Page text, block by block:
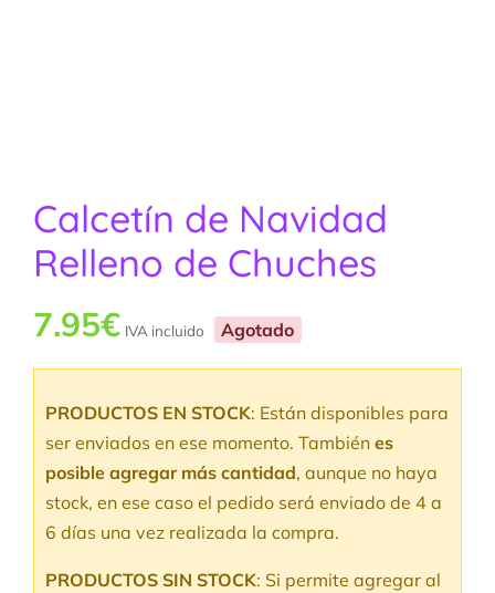
Calcetín de Navidad
Relleno de Chuches
7.95€ IVA incluido Agotado
PRODUCTOS EN STOCK: Están disponibles para
ser enviados en ese momento. También es
posible agregar más cantidad, aunque no haya
stock, en ese caso el pedido será enviado de 4 a
6 días una vez realizada la compra.
PRODUCTOS SIN STOCK: Si permite agregar al